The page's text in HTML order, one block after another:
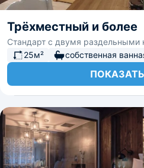
Трёхместный и более
Стандарт с двумя раздельными
25м²
собственная